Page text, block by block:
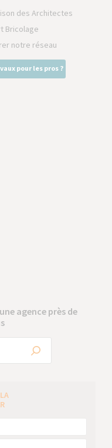
des Architectes
Bricolage
notre réseau
pour les pros ?
agence près de